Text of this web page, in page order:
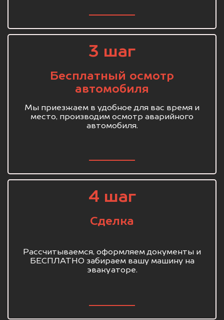
3 шаг
Бесплатный осмотр
автомобиля
Мы приезжаем в удобное для вас время и
место, производим осмотр аварийного
автомобиля.
4 шаг
Сделка
Рассчитываемся, оформляем документы и
БЕСПЛАТНО забираем вашу машину на
эвакуаторе.